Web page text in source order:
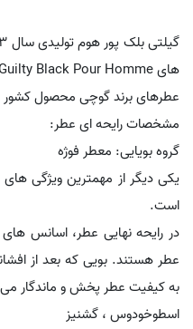
گیلتی بلک پور هوم تولیدی سال 2013 است. برند
های Guilty Black Pour Homme یا گیلتی بلک پور هوم وارد بازار کرد.
عطرهای برند گوچی محصول کشور
مشخصات رایحه ای عطر:
گروه بویایی: معطر فوژه
یکی دیگر از مهمترین ویژگی
است.
در رایحه نهایی عطر، اسانس
عطر هستند. بویی که بعد از
به کیفیت عطر پخش و ماندگار
اسطوخودوس ، گشنیز